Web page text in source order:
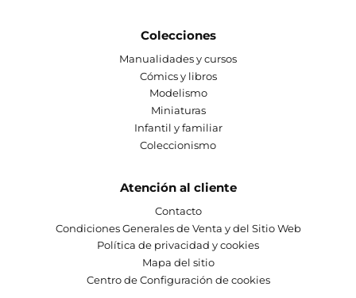
Colecciones
Manualidades y cursos
Cómics y libros
Modelismo
Miniaturas
Infantil y familiar
Coleccionismo
Atención al cliente
Contacto
Condiciones Generales de Venta y del Sitio Web
Política de privacidad y cookies
Mapa del sitio
Centro de Configuración de cookies